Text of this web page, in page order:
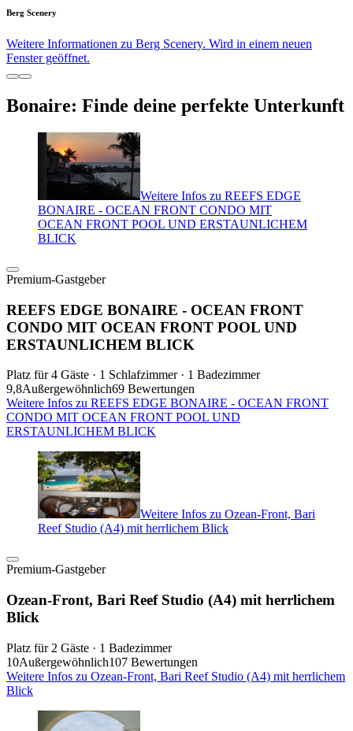
Berg Scenery
Weitere Informationen zu Berg Scenery. Wird in einem neuen
Fenster geöffnet.
Bonaire: Finde deine perfekte Unterkunft
Weitere Infos zu REEFS EDGE
BONAIRE - OCEAN FRONT CONDO MIT
OCEAN FRONT POOL UND ERSTAUNLICHEM
BLICK
Premium-Gastgeber
REEFS EDGE BONAIRE - OCEAN FRONT
CONDO MIT OCEAN FRONT POOL UND
ERSTAUNLICHEM BLICK
Platz für 4 Gäste · 1 Schlafzimmer · 1 Badezimmer
9,8Außergewöhnlich69 Bewertungen
Weitere Infos zu REEFS EDGE BONAIRE - OCEAN FRONT
CONDO MIT OCEAN FRONT POOL UND
ERSTAUNLICHEM BLICK
Weitere Infos zu Ozean-Front, Bari
Reef Studio (A4) mit herrlichem Blick
Premium-Gastgeber
Ozean-Front, Bari Reef Studio (A4) mit herrlichem
Blick
Platz für 2 Gäste · 1 Badezimmer
10Außergewöhnlich107 Bewertungen
Weitere Infos zu Ozean-Front, Bari Reef Studio (A4) mit herrlichem
Blick